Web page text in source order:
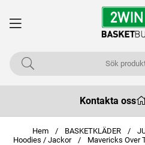
Kontakta oss
Hem BASKETKLÄDER
Hoodies / Jackor
Mavericks Over